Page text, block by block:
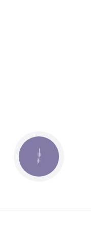
КНОПКА
ЗВ'ЯЗКУ